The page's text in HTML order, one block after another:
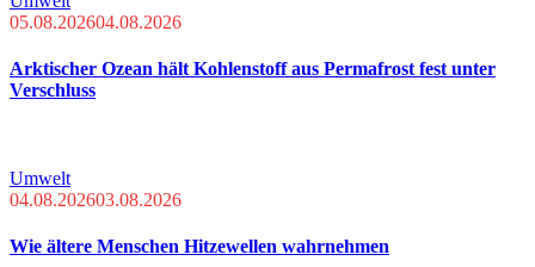
05.08.202604.08.2026
Arktischer Ozean hält Kohlenstoff aus Permafrost fest unter
Verschluss
Umwelt
04.08.202603.08.2026
Wie ältere Menschen Hitzewellen wahrnehmen